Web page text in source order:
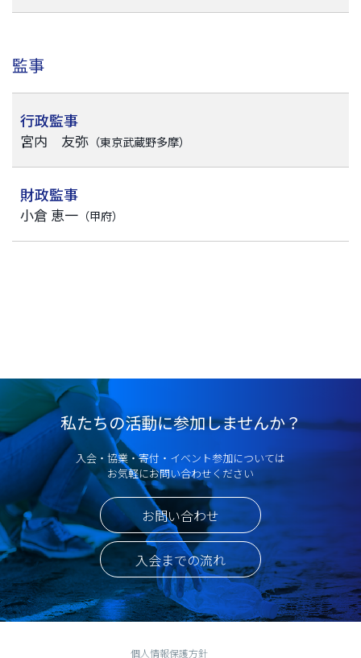
監事
行政監事
宮内 友弥 （東京武蔵野多摩）
財政監事
小倉 恵一 （甲府）
私たちの活動に参加しませんか？
入会・協業・寄付・イベント参加については
お気軽にお問い合わせください
お問い合わせ
入会までの流れ
個人情報保護方針